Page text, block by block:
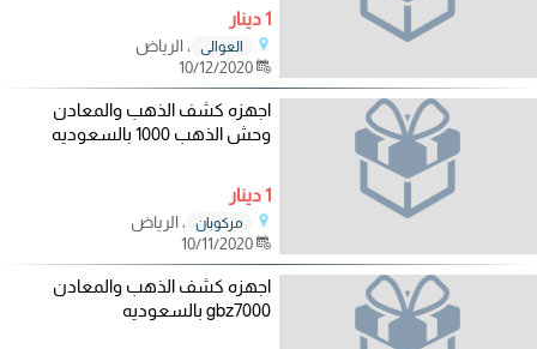
1 دينار
العوالي
، الرياض
10/12/2020
اجهزه كشف الذهب والمعادن
وحش الذهب 1000 بالسعوديه
1 دينار
مركوبان
، الرياض
10/11/2020
اجهزه كشف الذهب والمعادن
gbz7000 بالسعوديه